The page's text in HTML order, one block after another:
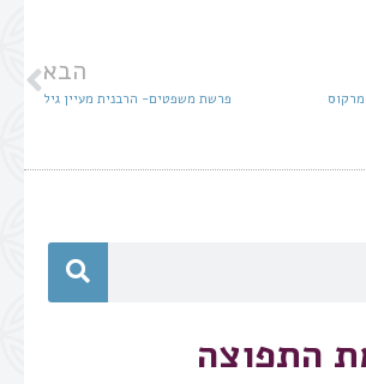
הבא
פרשת משפטים- הרבנית מעיין גיל
התפוצה